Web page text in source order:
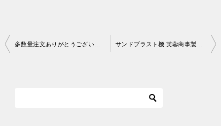
投
多数量注文ありがとうございます グラス１００個も納品完了 サンドブラストガラス彫刻 ブラスト工房 サンドブラスト機 芙蓉商事製ＳＳタイプのカスタマイズ サンドブラスト工房 ガラス彫刻 名入れ彫刻